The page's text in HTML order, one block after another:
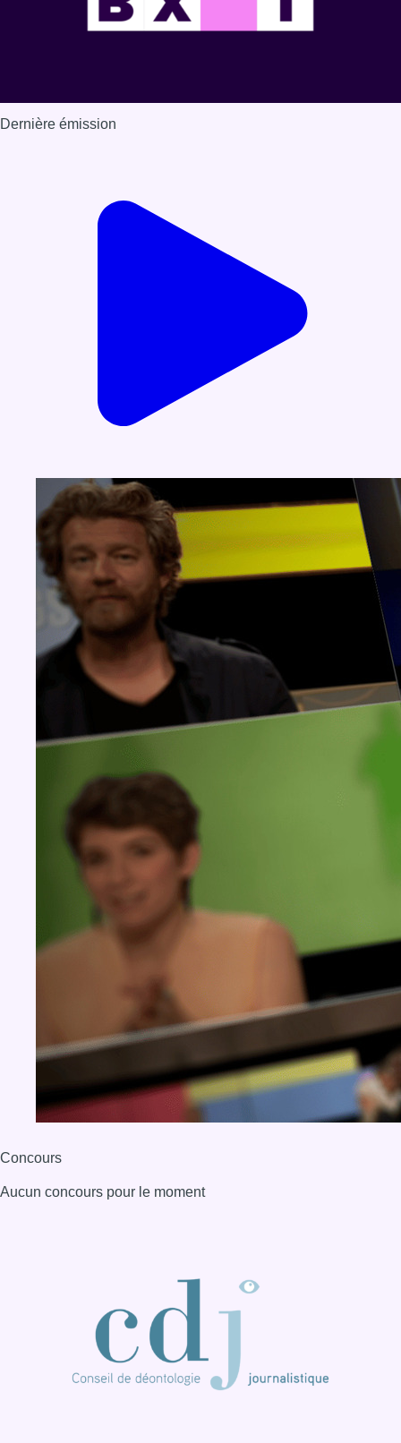
Dernière émission
Concours
Aucun concours pour le moment